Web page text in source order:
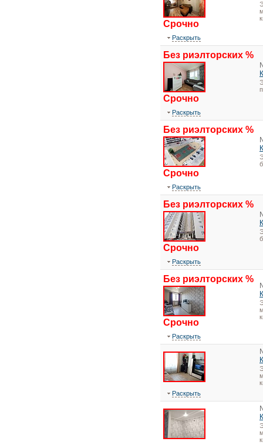
Срочно
Раскрыть
Без риэлторских %
Срочно
Раскрыть
Без риэлторских %
Срочно
Раскрыть
Без риэлторских %
Срочно
Раскрыть
Без риэлторских %
Срочно
Раскрыть
Раскрыть